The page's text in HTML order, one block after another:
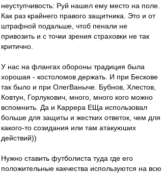
неуступчивость: Руй нашел ему место на поле.
Как раз крайнего правого защитника. Это и от
штрафной подальше, чтоб пенали не
привозить и с точки зрения страховки не так
критично.
У нас на флангах обороны традиция была
хорошая - костоломов держать. И при Бескове
так было и при ОлегВаныче. Бубнов, Хлестов,
Ковтун, Горлукович, много, много кого можно
вспомнить. Да и Каррера ЕЩа использовал
больше для защиты и жестких ответок, чем для
какого-то созидания или там атакуюших
действий))
Нужно ставить футболиста туда где его
положительные какчества используются на всю